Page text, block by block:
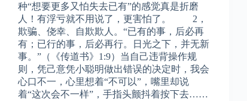
种“想要更多又怕失去已有”的感觉真是折磨
人！有浮亏就不用说了，更害怕了。 2，
欺骗、侥幸、自欺欺人。“已有的事，后必再
有；已行的事，后必再行。日光之下，并无新
事。”（《传道书》1:9）当自己违背操作规
则，凭己意凭小聪明做出错误的决定时，我会
心口不一，心里想着“不可以”，嘴里却说
着“这次会不一样”，手指头颤抖着按下去……